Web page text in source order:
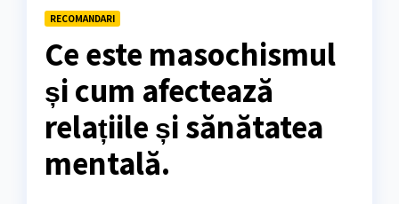
RECOMANDARI
Ce este masochismul
și cum afectează
relațiile și sănătatea
mentală.